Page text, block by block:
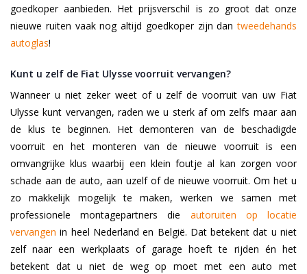
goedkoper aanbieden. Het prijsverschil is zo groot dat onze
nieuwe ruiten vaak nog altijd goedkoper zijn dantweedehands
autoglas!
Kunt u zelf de Fiat Ulysse voorruit vervangen?
Wanneer u niet zeker weet of u zelf de voorruit van uw Fiat
Ulysse kunt vervangen, raden we u sterk af om zelfs maar aan
de klus te beginnen. Het demonteren van de beschadigde
voorruit en het monteren van de nieuwe voorruit is een
omvangrijke klus waarbij een klein foutje al kan zorgen voor
schade aan de auto, aan uzelf of de nieuwe voorruit. Om het u
zo makkelijk mogelijk te maken, werken we samen met
professionele montagepartners die autoruiten op locatie
vervangen in heel Nederland en België. Dat betekent dat u niet
zelf naar een werkplaats of garage hoeft te rijden én het
betekent dat u niet de weg op moet met een auto met